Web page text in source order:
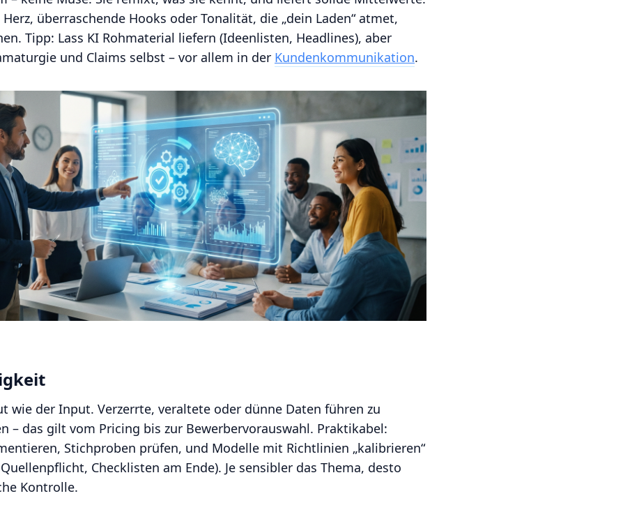
überraschende Hooks oder Tonalität, die „dein Laden“ atmet,
Tipp: Lass KI Rohmaterial liefern (Ideenlisten, Headlines), aber
und Claims selbst – vor allem in der Kundenkommunikation.
wie der Input. Verzerrte, veraltete oder dünne Daten führen zu
– das gilt vom Pricing bis zur Bewerbervorauswahl. Praktikabel:
Stichproben prüfen, und Modelle mit Richtlinien „kalibrieren“
Checklisten am Ende). Je sensibler das Thema, desto
Kontrolle.